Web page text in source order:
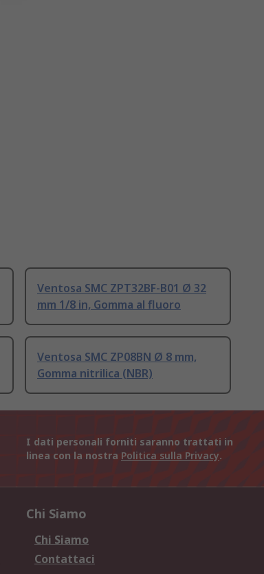
Ventosa SMC ZPT32BF-B01 Ø 32
mm 1/8 in, Gomma al fluoro
Ventosa SMC ZP08BN Ø 8 mm,
Gomma nitrilica (NBR)
I dati personali forniti saranno trattati in
linea con la nostra Politica sulla Privacy.
Chi Siamo
Chi Siamo
Contattaci